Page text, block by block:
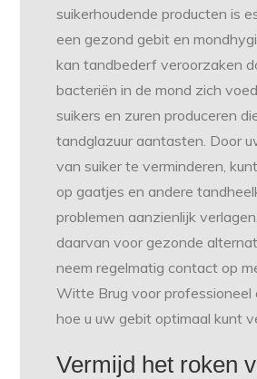
suikerhoudende producten is
een gezond gebit en
kan tandbederf veroorzaken
bacteriën in de mond zich
suikers en zuren produceren
tandglazuur aantasten. Door
van suiker te verminderen,
op gaatjes en andere
problemen aanzienlijk
daarvan voor gezonde
neem regelmatig contact op
Witte Brug voor professioneel
hoe u uw gebit optimaal kunt
Vermijd het roken